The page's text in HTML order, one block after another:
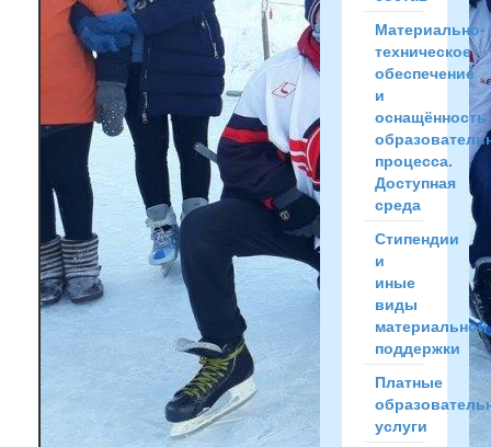
Материально-
техническое
обеспечение
и
оснащённость
процесса.
Доступная
среда
Стипендии
и
иные
виды
материальной
поддержки
Платные
услуги